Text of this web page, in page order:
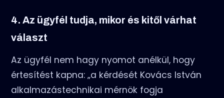
4. Az ügyfél tudja, mikor és kitől várhat
választ
Az ügyfél nem hagy nyomot anélkül, hogy
értesítést kapna: „a kérdését Kovács István
alkalmazástechnikai mérnök fogja